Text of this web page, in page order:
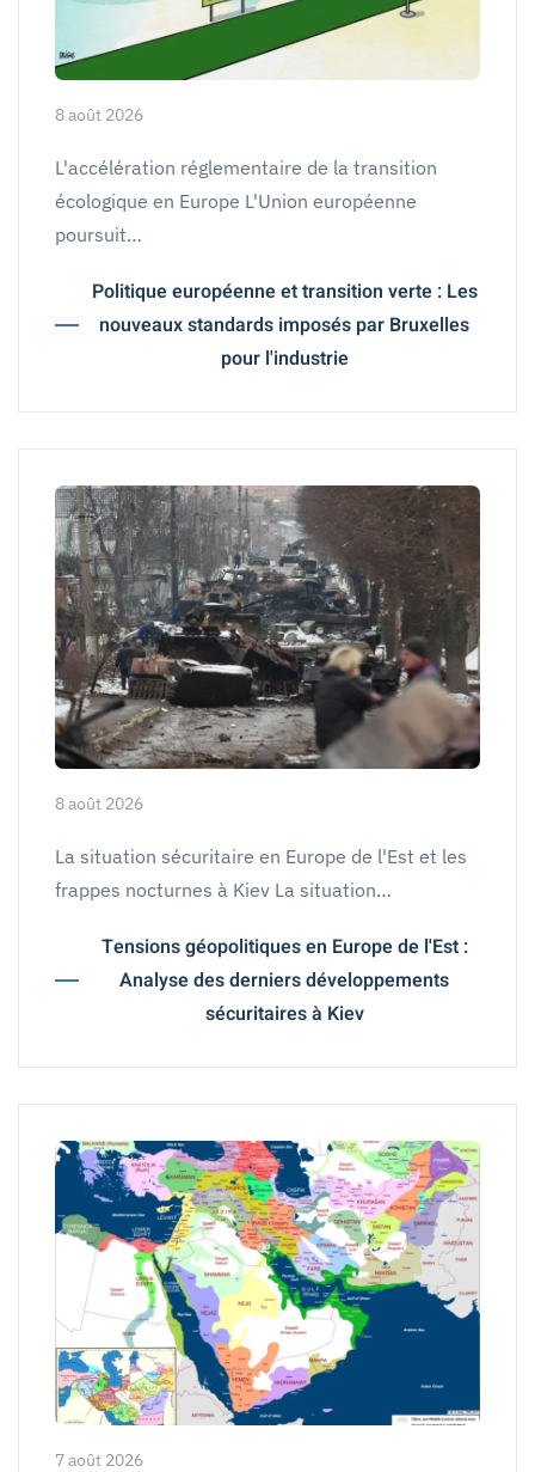
8 août 2026
L'accélération réglementaire de la transition
écologique en Europe L'Union européenne
poursuit…
Politique européenne et transition verte : Les
nouveaux standards imposés par Bruxelles
pour l'industrie
8 août 2026
La situation sécuritaire en Europe de l'Est et les
frappes nocturnes à Kiev La situation…
Tensions géopolitiques en Europe de l'Est :
Analyse des derniers développements
sécuritaires à Kiev
7 août 2026